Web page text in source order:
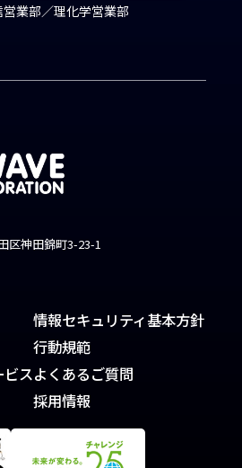
業部／理化学営業部
区神田錦町3-23-1
ビス
情報セキュリティ基本方針
行動規範
よくあるご質問
採用情報